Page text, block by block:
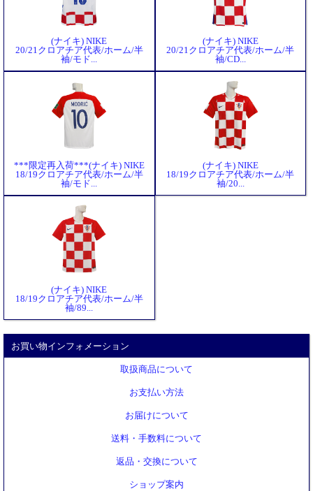
(ナイキ) NIKE
20/21クロアチア代表/ホーム/半
袖/モド...
(ナイキ) NIKE
20/21クロアチア代表/ホーム/半
袖/CD...
***限定再入荷***(ナイキ) NIKE
18/19クロアチア代表/ホーム/半
袖/モド...
(ナイキ) NIKE
18/19クロアチア代表/ホーム/半
袖/20...
(ナイキ) NIKE
18/19クロアチア代表/ホーム/半
袖/89...
お買い物インフォメーション
取扱商品について
お支払い方法
お届けについて
送料・手数料について
返品・交換について
ショップ案内